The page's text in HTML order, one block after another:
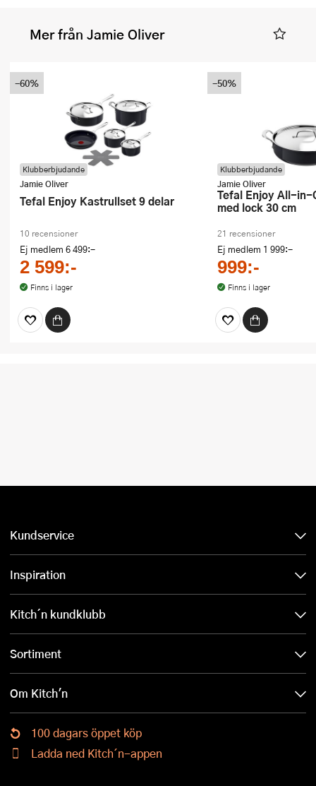
Mer från Jamie Oliver
Klubberbjudande
Jamie Oliver
Tefal Enjoy Kastrullset 9 delar
10 recensioner
Ej medlem 6 499:-
2 599:-
Finns i lager
-60%
Klubberbjudande
Jamie Oliver
Tefal Enjoy All-in-One-panna
med lock 30 cm
21 recensioner
Ej medlem 1 999:-
999:-
Finns i lager
-50%
Kundservice
Inspiration
Kitch´n kundklubb
Sortiment
Om Kitch'n
100 dagars öppet köp
Ladda ned Kitch´n-appen